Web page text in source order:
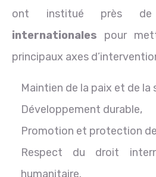
ont institué près
internationales pour
principaux axes
Maintien de la paix et de la
Développement durable,
Promotion et protection
Respect du droit
humanitaire.